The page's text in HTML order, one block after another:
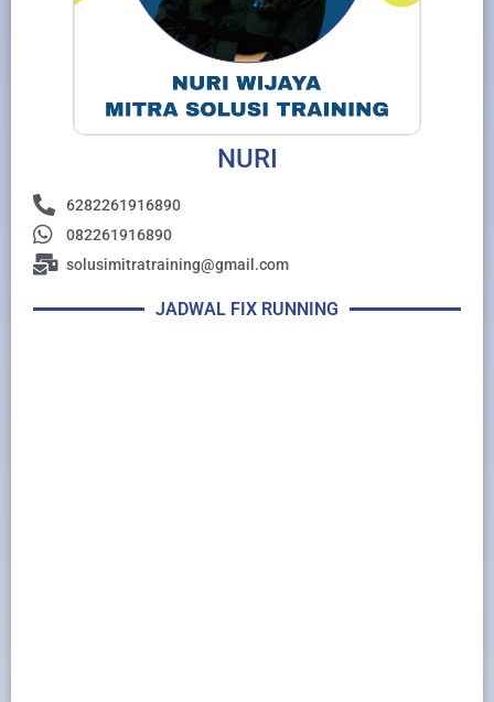
NURI
6282261916890
082261916890
solusimitratraining@gmail.com
JADWAL FIX RUNNING